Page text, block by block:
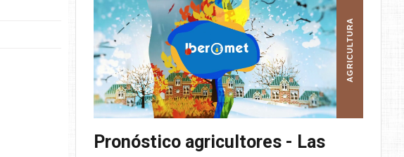
AGRICULTURA
Pronóstico agricultores - Las